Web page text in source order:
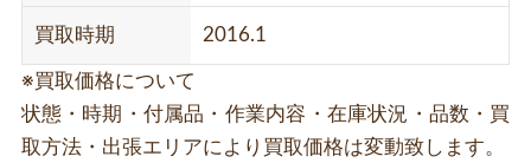
買取時期 2016.1
※買取価格について
状態・時期・付属品・作業内容・在庫状況・品数・買
取方法・出張エリアにより買取価格は変動致します。